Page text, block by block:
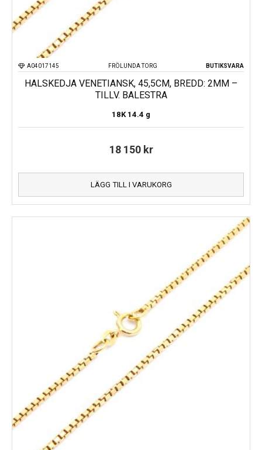
FRÖLUNDA TORG
A04017145 BUTIKSVARA
HALSKEDJA VENETIANSK, 45,5CM, BREDD: 2MM –
TILLV. BALESTRA
18K 14.4 g
18 150 kr
LÄGG TILL I VARUKORG